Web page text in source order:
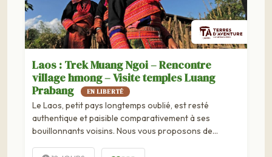
Laos : Trek Muang Ngoi – Rencontre
village hmong – Visite temples Luang
Prabang
EN LIBERTÉ
Le Laos, petit pays longtemps oublié, est resté
authentique et paisible comparativement à ses
bouillonnants voisins. Nous vous proposons de